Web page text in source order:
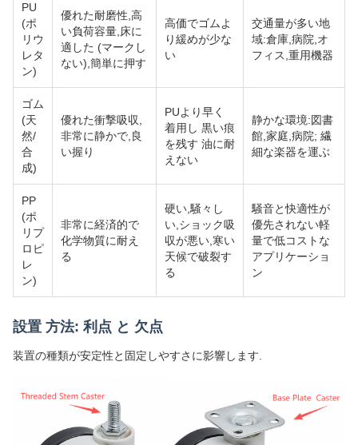
PU
(ポ
リウ
レタ
ン)
優れた耐磨性,高
い負荷容量,床に
適した (マークし
ない),簡単に押す
高価でゴムよ
り緩めが少な
い
交通量が多い地
域:倉庫,病院,オ
フィス,重用機器
ゴム
(天
然/
合
成)
優れた衝撃吸収,
非常に静かで,良
い握り
PUより早く
着用し 黒い痕
を残す 油に耐
えない
静かな環境:図書
館,家庭,病院; 繊
細な楽器を運ぶ
PP
(ポ
リプ
ロピ
レ
ン)
非常に経済的で
化学物質に耐え
る
硬い,騒々し
い,ショック吸
収が悪い,寒い
天候で破裂す
る
騒音と快適性が
優先されない軽
量で低コストな
アプリケーショ
ン
設置 方法: 利点 と 欠点
装置の種類が安定性と固定しやすさに影響します.